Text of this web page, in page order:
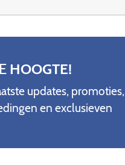
HOOGTE!
updates, promoties,
en exclusieven